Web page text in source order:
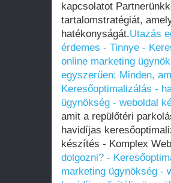
kapcsolatot
tartalomstratégiát,
hatékonyságát.Utazás
érdemes - Tinnye -
online marketing
egyszerűen: Minden,
Keresőoptimalizálás -
ügynökség - weboldal
amit a repülőtéri
havidíjas
készítés - Komplex
dolgozni? -
marketing ügynökség -